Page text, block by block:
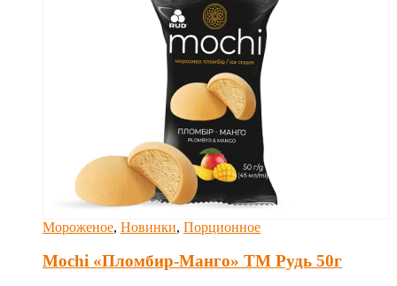
Мороженое, Новинки, Порционное
Mochi «Пломбир-Манго» ТМ Рудь 50г